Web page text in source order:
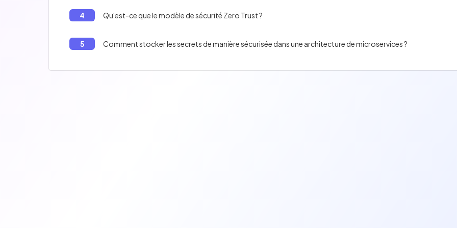
4 Qu'est-ce que le modèle de sécurité Zero Trust ?
5 Comment stocker les secrets de manière sécurisée dans une architecture de microservices ?